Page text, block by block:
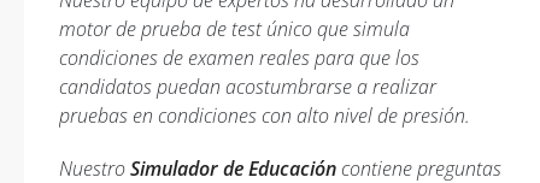
motor de prueba de test único que simula
condiciones de examen reales para que los
candidatos puedan acostumbrarse a realizar
pruebas en condiciones con alto nivel de presión.
NuestroSimulador de Educacióncontiene preguntas